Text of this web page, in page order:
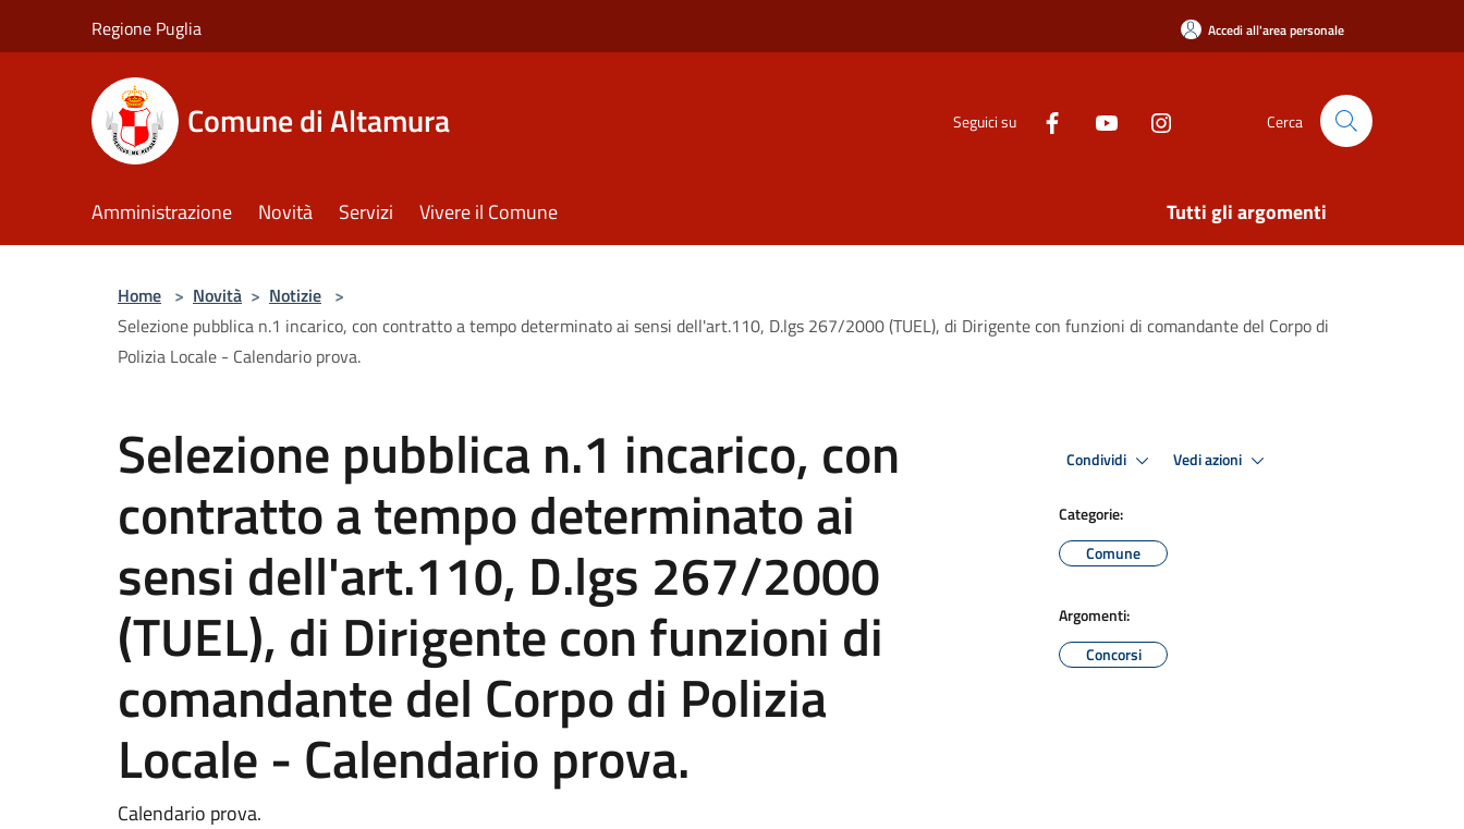
Regione Puglia Accedi all'area personale
Comune di Altamura Seguici su Cerca
Amministrazione Novità Servizi Vivere il Comune Tutti gli argomenti
Home > Novità > Notizie >
Selezione pubblica n.1 incarico, con contratto a tempo determinato ai sensi dell'art.110, D.lgs 267/2000 (TUEL), di Dirigente con funzioni di comandante del Corpo di
Polizia Locale - Calendario prova.
Selezione pubblica n.1 incarico, con
contratto a tempo determinato ai
sensi dell'art.110, D.lgs 267/2000
(TUEL), di Dirigente con funzioni di
comandante del Corpo di Polizia
Locale - Calendario prova.
Calendario prova.
Condividi Vedi azioni
Categorie:
Comune
Argomenti:
Concorsi